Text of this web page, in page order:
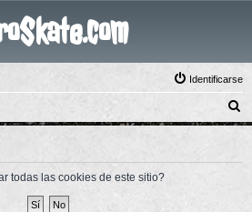
Identificarse
u
todas las cookies de este sitio?